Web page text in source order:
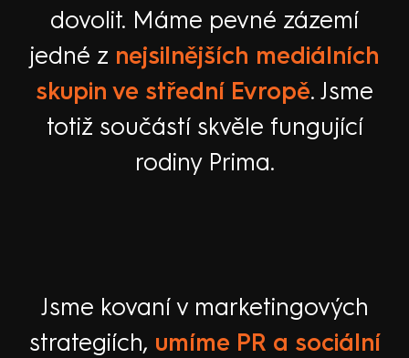
dovolit. Máme pevné zázemí
jedné z nejsilnějších mediálních
skupin ve střední Evropě. Jsme
totiž součástí skvěle fungující
rodiny Prima.
Jsme kovaní v marketingových
strategiích, umíme PR a sociální